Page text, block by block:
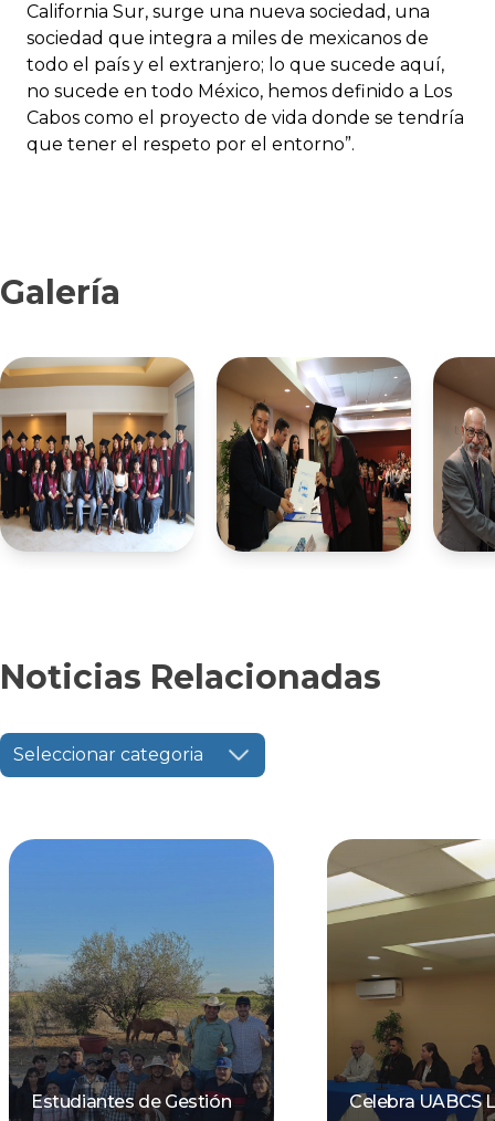
California Sur, surge una nueva sociedad, una
sociedad que integra a miles de mexicanos de
todo el país y el extranjero; lo que sucede aquí,
no sucede en todo México, hemos definido a Los
Cabos como el proyecto de vida donde se tendría
que tener el respeto por el entorno”.
Galería
Noticias Relacionadas
Seleccionar categoria
Estudiantes de Gestión
Celebra UABCS